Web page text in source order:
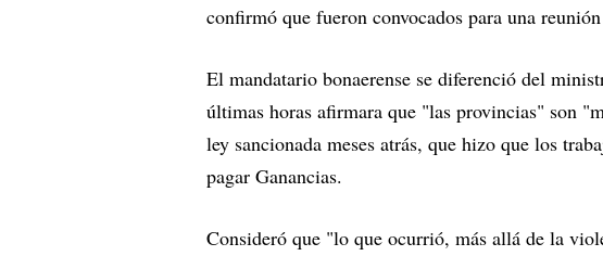
confirmó que fueron convocados para una
El mandatario bonaerense se diferenció del
últimas horas afirmara que "las provincias" son
ley sancionada meses atrás, que hizo que los
pagar Ganancias.
Consideró que "lo que ocurrió, más allá de la